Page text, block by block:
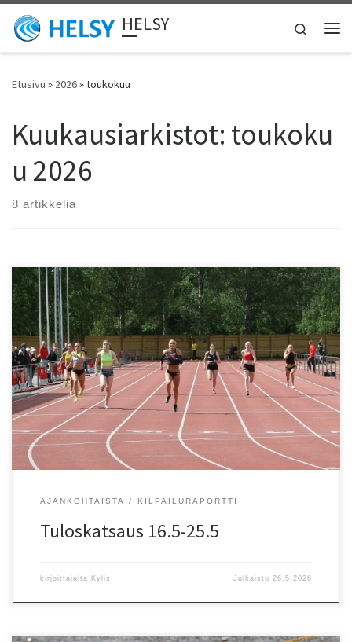
Skip to content HELSY
Search
Etusivu » 2026»toukokuu
Kuukausiarkistot: toukoku
u 2026
8 artikkelia
Tuloskatsaus 16.5-25.5 25.5. Sipoo, Sibbo Energi -tävling 3: M 800
m 1) Ville Korhonen (-06) KU-58 2.09,99, 2) Tuomo Vanhanen (-63)
HKV 2.31,59. P11 60 m aidat/hurdles (60 cm) 1. erä (+0,8) 3) Elmeri
Saha (-16) KU-58 14,50 PB. P11 Seiväs/PV 1) Volter Ruokolainen
(-17) EspTa 2,25. P9 60 […]
AJANKOHTAISTA KILPAILURAPORTTI
Tuloskatsaus 16.5-25.5
kirjoittajalta Kylis Julkaistu 26.5.2026